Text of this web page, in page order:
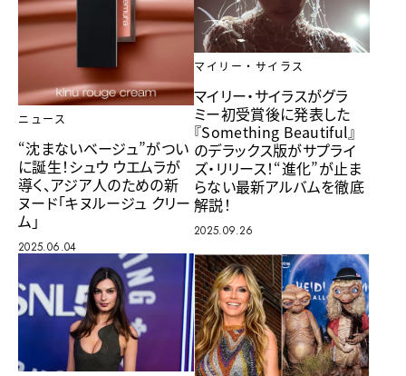
ニュース
“沈まないベージュ”がつい
に誕生！シュウ ウエムラが
導く、アジア人のための新
ヌード「キヌルージュ クリー
ム」
2025.06.04
マイリー・サイラス
マイリー・サイラスがグラ
ミー初受賞後に発表した
『Something Beautiful』
のデラックス版がサプライ
ズ・リリース！“進化”が止ま
らない最新アルバムを徹底
解説！
2025.09.26